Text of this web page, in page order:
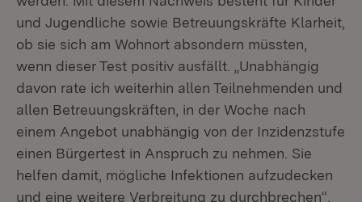
und Jugendliche sowie Betreuungskräfte Klarheit,
ob sie sich am Wohnort absondern müssten,
wenn dieser Test positiv ausfällt. „Unabhängig
davon rate ich weiterhin allen Teilnehmenden und
allen Betreuungskräften, in der Woche nach
einem Angebot unabhängig von der Inzidenzstufe
einen Bürgertest in Anspruch zu nehmen. Sie
helfen damit, mögliche Infektionen aufzudecken
und eine weitere Verbreitung zu durchbrechen“,